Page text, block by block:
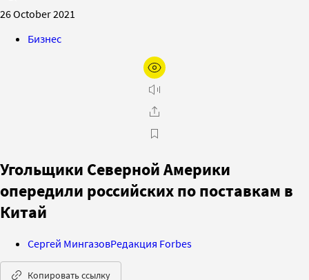
26 October 2021
Бизнес
Угольщики Северной Америки
опередили российских по поставкам в
Китай
Сергей МингазовРедакция Forbes
Копировать ссылку